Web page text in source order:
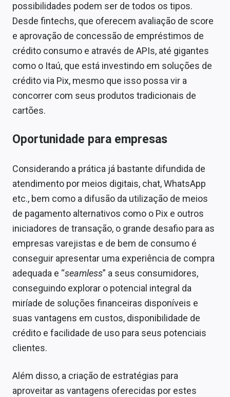
possibilidades podem ser de todos os tipos.
Desde fintechs, que oferecem avaliação de score
e aprovação de concessão de empréstimos de
crédito consumo e através de APIs, até gigantes
como o Itaú, que está investindo em soluções de
crédito via Pix, mesmo que isso possa vir a
concorrer com seus produtos tradicionais de
cartões.
Oportunidade para empresas
Considerando a prática já bastante difundida de
atendimento por meios digitais, chat, WhatsApp
etc., bem como a difusão da utilização de meios
de pagamento alternativos como o Pix e outros
iniciadores de transação, o grande desafio para as
empresas varejistas e de bem de consumo é
conseguir apresentar uma experiência de compra
adequada e “seamless” a seus consumidores,
conseguindo explorar o potencial integral da
miríade de soluções financeiras disponíveis e
suas vantagens em custos, disponibilidade de
crédito e facilidade de uso para seus potenciais
clientes.
Além disso, a criação de estratégias para
aproveitar as vantagens oferecidas por estes